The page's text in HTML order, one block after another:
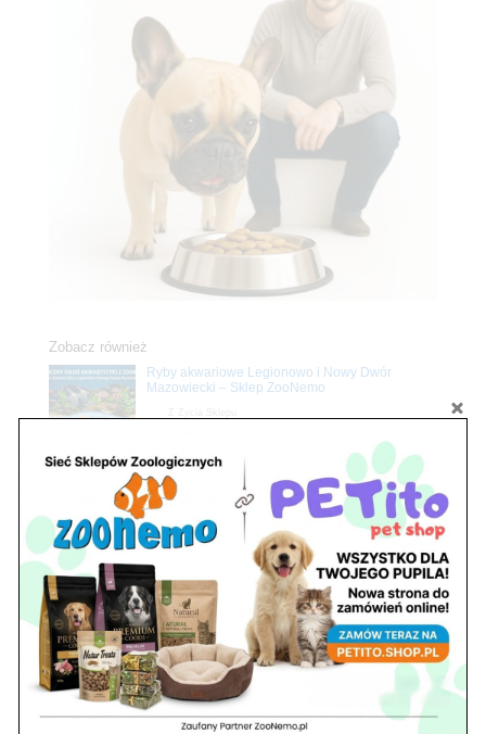
Zobacz również
Ryby akwariowe Legionowo i Nowy Dwór
Mazowiecki – Sklep ZooNemo
Z Życia Sklepu
Stwórz podwodne arcydzieło: Najpiękniejsze
rośliny akwariowe w ZooNemo – Legionowo i
Nowy Dwór Mazowiecki
Upały wracają! Zadbaj o komfort swojego pupila
z matami chłodzącymi ZooNemo
Z Życia Sklepu
Petito Pet Shop – Internetowy Sklep Zoologiczny
Online! Wszystko Dla Twojego Pupila | ZooNemo
Znajdź nas